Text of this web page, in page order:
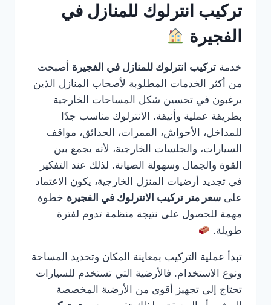
تركيب انترلوك للمنازل في
الفجيرة
خدمة تركيب انترلوك للمنازل في الفجيرة أصبحت
من أكثر الخدمات المطلوبة لأصحاب المنازل الذين
يرغبون في تحسين شكل المساحات الخارجية
بطريقة عملية وأنيقة. الانترلوك مناسب جدًا
للمداخل، الأحواش، الممرات، الحدائق، مواقف
السيارات، والجلسات الخارجية، لأنه يجمع بين
القوة والجمال وسهولة الصيانة. لذلك عند التفكير
في تجديد أرضيات المنزل الخارجية، يكون الاعتماد
على سعر متر تركيب الانترلوك في الفجيرة خطوة
مهمة للحصول على نتيجة منظمة تدوم لفترة
طويلة.
تبدأ عملية التركيب بمعاينة المكان وتحديد المساحة
ونوع الاستخدام. فالأرضية التي تستخدم للسيارات
تحتاج إلى تجهيز أقوى من الأرضية المخصصة